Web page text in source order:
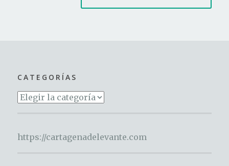
CATEGORÍAS
Categorías
https://cartagenadelevante.com